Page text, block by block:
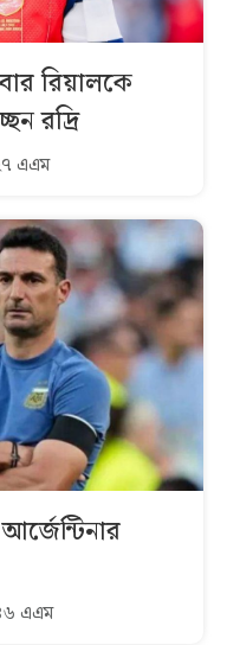
রিয়ালকে
রদ্রি
এএম
এএম